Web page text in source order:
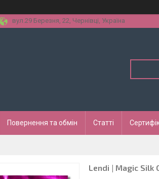
вул.29 Березня, 22, Чернівці, Україна
Повернення та обмін Статті
Lendi | Magic Silk